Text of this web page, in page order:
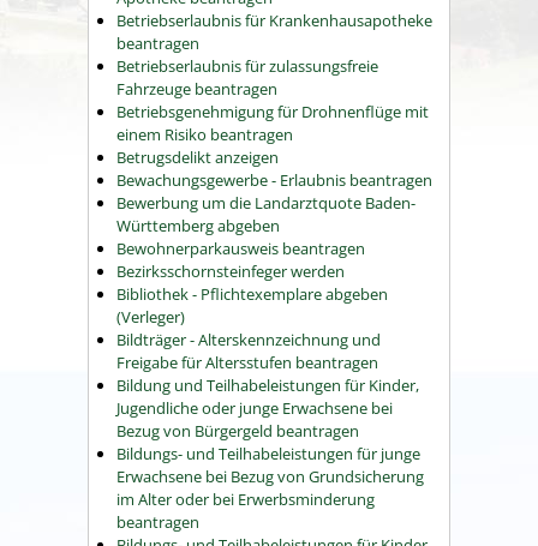
Betriebserlaubnis für Krankenhausapotheke
beantragen
Betriebserlaubnis für zulassungsfreie
Fahrzeuge beantragen
Betriebsgenehmigung für Drohnenflüge mit
einem Risiko beantragen
Betrugsdelikt anzeigen
Bewachungsgewerbe - Erlaubnis beantragen
Bewerbung um die Landarztquote Baden-
Württemberg abgeben
Bewohnerparkausweis beantragen
Bezirksschornsteinfeger werden
Bibliothek - Pflichtexemplare abgeben
(Verleger)
Bildträger - Alterskennzeichnung und
Freigabe für Altersstufen beantragen
Bildung und Teilhabeleistungen für Kinder,
Jugendliche oder junge Erwachsene bei
Bezug von Bürgergeld beantragen
Bildungs- und Teilhabeleistungen für junge
Erwachsene bei Bezug von Grundsicherung
im Alter oder bei Erwerbsminderung
beantragen